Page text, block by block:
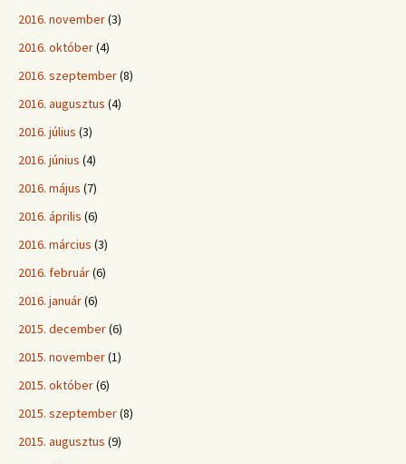
2016. november(3)
2016. október(4)
2016. szeptember(8)
2016. augusztus (4)
2016. július (3)
2016. június (4)
2016. május (7)
2016. április (6)
2016. március (3)
2016. február(6)
2016. január(6)
2015. december(6)
2015. november(1)
2015. október(6)
2015. szeptember(8)
2015. augusztus (9)